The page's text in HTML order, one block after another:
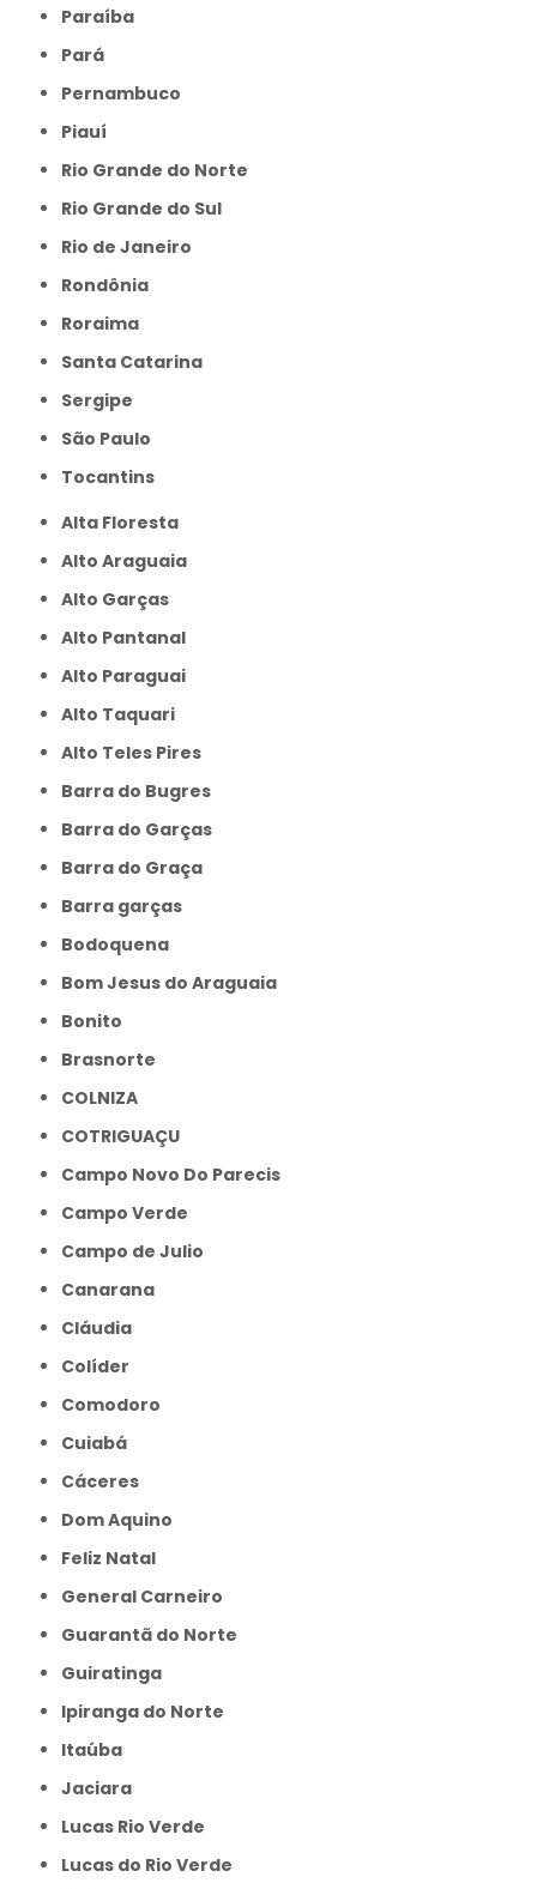
Paraíba
Pará
Pernambuco
Piauí
Rio Grande do Norte
Rio Grande do Sul
Rio de Janeiro
Rondônia
Roraima
Santa Catarina
Sergipe
São Paulo
Tocantins
Alta Floresta
Alto Araguaia
Alto Garças
Alto Pantanal
Alto Paraguai
Alto Taquari
Alto Teles Pires
Barra do Bugres
Barra do Garças
Barra do Graça
Barra garças
Bodoquena
Bom Jesus do Araguaia
Bonito
Brasnorte
COLNIZA
COTRIGUAÇU
Campo Novo Do Parecis
Campo Verde
Campo de Julio
Canarana
Cláudia
Colíder
Comodoro
Cuiabá
Cáceres
Dom Aquino
Feliz Natal
General Carneiro
Guarantã do Norte
Guiratinga
Ipiranga do Norte
Itaúba
Jaciara
Lucas Rio Verde
Lucas do Rio Verde